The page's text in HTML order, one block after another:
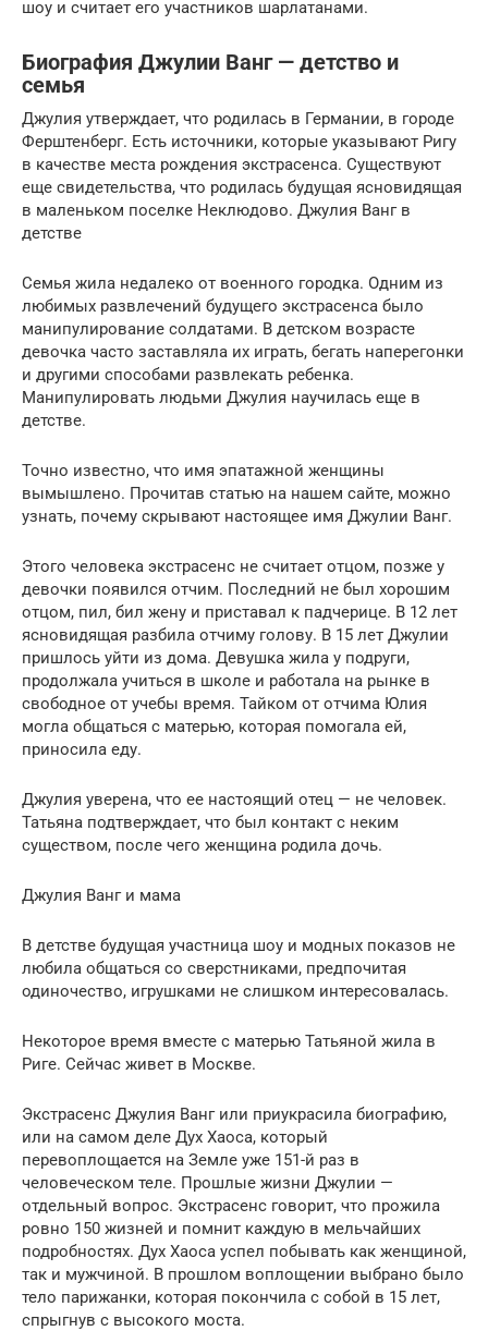
шоу и считает его участников шарлатанами.
Биография Джулии Ванг — детство и
семья
Джулия утверждает, что родилась в Германии, в городе
Ферштенберг. Есть источники, которые указывают Ригу
в качестве места рождения экстрасенса. Существуют
еще свидетельства, что родилась будущая ясновидящая
в маленьком поселке Неклюдово. Джулия Ванг в
детстве
Семья жила недалеко от военного городка. Одним из
любимых развлечений будущего экстрасенса было
манипулирование солдатами. В детском возрасте
девочка часто заставляла их играть, бегать наперегонки
и другими способами развлекать ребенка.
Манипулировать людьми Джулия научилась еще в
детстве.
Точно известно, что имя эпатажной женщины
вымышлено. Прочитав статью на нашем сайте, можно
узнать, почему скрывают настоящее имя Джулии Ванг.
Этого человека экстрасенс не считает отцом, позже у
девочки появился отчим. Последний не был хорошим
отцом, пил, бил жену и приставал к падчерице. В 12 лет
ясновидящая разбила отчиму голову. В 15 лет Джулии
пришлось уйти из дома. Девушка жила у подруги,
продолжала учиться в школе и работала на рынке в
свободное от учебы время. Тайком от отчима Юлия
могла общаться с матерью, которая помогала ей,
приносила еду.
Джулия уверена, что ее настоящий отец — не человек.
Татьяна подтверждает, что был контакт с неким
существом, после чего женщина родила дочь.
Джулия Ванг и мамa
В детстве будущая участница шоу и модных показов не
любила общаться со сверстниками, предпочитая
одиночество, игрушками не слишком интересовалась.
Некоторое время вместе с матерью Татьяной жила в
Риге. Сейчас живет в Москве.
Экстрасенс Джулия Ванг или приукрасила биографию,
или на самом деле Дух Хаоса, который
перевоплощается на Земле уже 151-й раз в
человеческом теле. Прошлые жизни Джулии —
отдельный вопрос. Экстрасенс говорит, что прожила
ровно 150 жизней и помнит каждую в мельчайших
подробностях. Дух Хаоса успел побывать как женщиной,
так и мужчиной. В прошлом воплощении выбрано было
тело парижанки, которая покончила с собой в 15 лет,
спрыгнув с высокого моста.